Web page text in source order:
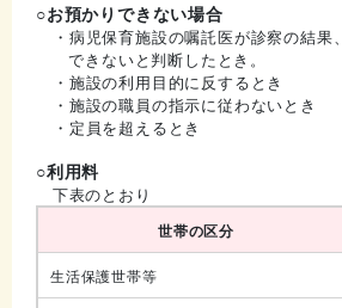
○お預かりできない場合
・病児保育施設の嘱託医が診察の結
できないと判断したとき。
・施設の利用目的に反するとき
・施設の職員の指示に従わないとき
・定員を超えるとき
○利用料
下表のとおり
世帯の区分
生活保護世帯等